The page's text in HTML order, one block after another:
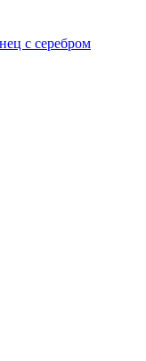
с серебром